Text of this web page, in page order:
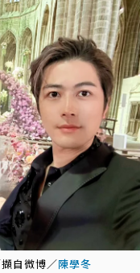
自微博／陳學冬